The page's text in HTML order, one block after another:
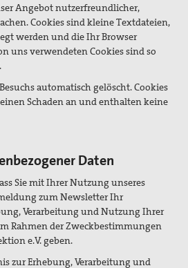
Angebot nutzerfreundlicher,
Cookies sind kleine Textdateien,
werden und die Ihr Browser
uns verwendeten Cookies sind so
automatisch gelöscht. Cookies
Schaden an und enthalten keine
Daten
Sie mit Ihrer Nutzung unseres
zum Newsletter Ihr
Verarbeitung und Nutzung Ihrer
Rahmen der Zweckbestimmungen
e.V. geben.
zur Erhebung, Verarbeitung und